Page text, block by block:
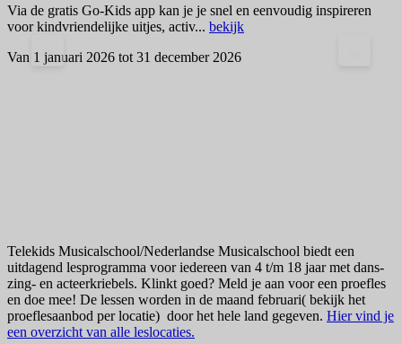
Via de gratis Go-Kids app kan je je snel en eenvoudig inspireren
voor kindvriendelijke uitjes, activ... bekijk
Van 1 januari 2026 tot 31 december 2026
<
Telekids Musicalschool/Nederlandse Musicalschool biedt een
uitdagend lesprogramma voor iedereen van 4 t/m 18 jaar met dans-
zing- en acteerkriebels. Klinkt goed? Meld je aan voor een proefles
en doe mee! De lessen worden in de maand februari( bekijk het
proeflesaanbod per locatie) door het hele land gegeven. Hier vind je
een overzicht van alle leslocaties.